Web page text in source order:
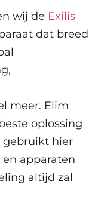
wij de Exilis
dat breed
meer. Elim
oplossing
gebruikt hier
apparaten
altijd zal